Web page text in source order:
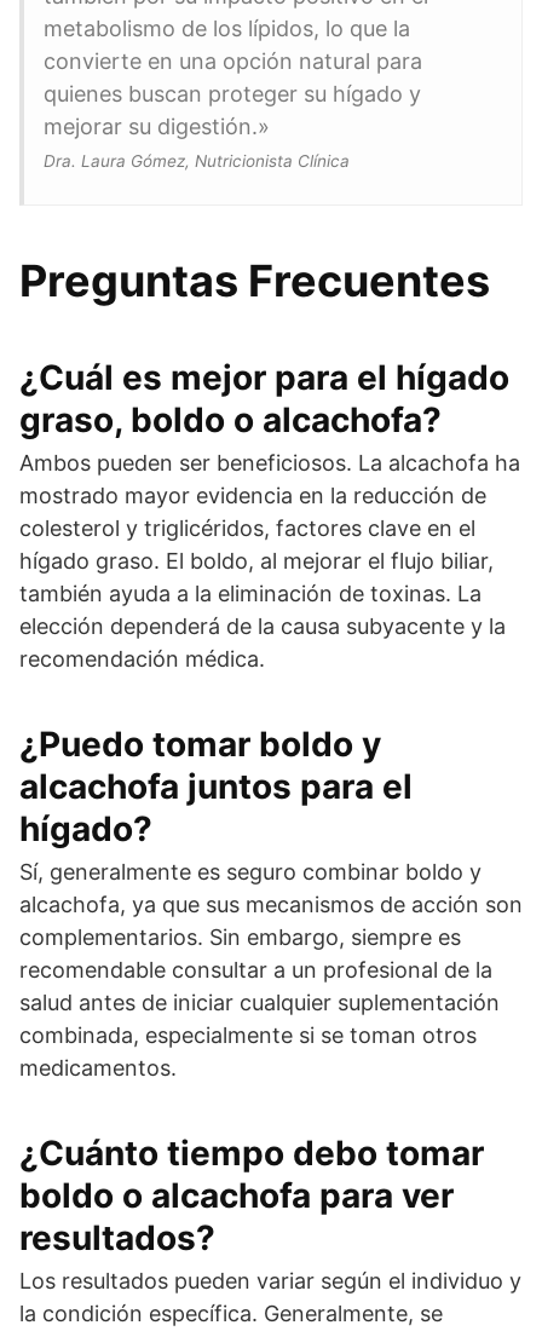
metabolismo de los lípidos, lo que la
convierte en una opción natural para
quienes buscan proteger su hígado y
mejorar su digestión.»
Dra. Laura Gómez, Nutricionista Clínica
Preguntas Frecuentes
¿Cuál es mejor para el hígado
graso, boldo o alcachofa?
Ambos pueden ser beneficiosos. La alcachofa ha
mostrado mayor evidencia en la reducción de
colesterol y triglicéridos, factores clave en el
hígado graso. El boldo, al mejorar el flujo biliar,
también ayuda a la eliminación de toxinas. La
elección dependerá de la causa subyacente y la
recomendación médica.
¿Puedo tomar boldo y
alcachofa juntos para el
hígado?
Sí, generalmente es seguro combinar boldo y
alcachofa, ya que sus mecanismos de acción son
complementarios. Sin embargo, siempre es
recomendable consultar a un profesional de la
salud antes de iniciar cualquier suplementación
combinada, especialmente si se toman otros
medicamentos.
¿Cuánto tiempo debo tomar
boldo o alcachofa para ver
resultados?
Los resultados pueden variar según el individuo y
la condición específica. Generalmente, se